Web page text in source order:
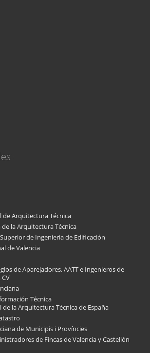
de Arquitectura Técnica
la Arquitectura Técnica
de Ingenieria de Edificación
de Valencia
de Aparejadores, AATT e Ingenieros de
Técnica
de la Arquitectura Técnica de España
de Municipis i Províncies
de Fincas de Valencia y Castellón